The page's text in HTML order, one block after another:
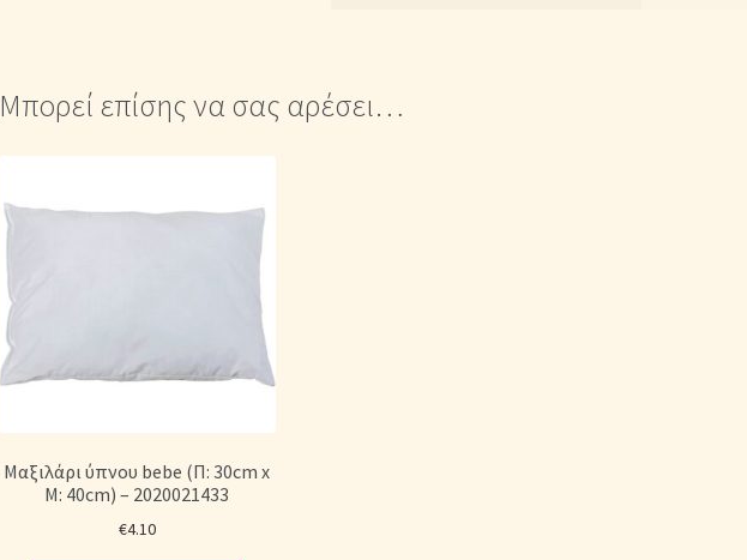
Μπορεί επίσης να σας αρέσει…
Μαξιλάρι ύπνου bebe (Π: 30cm x
Μ: 40cm) – 2020021433
€4.10